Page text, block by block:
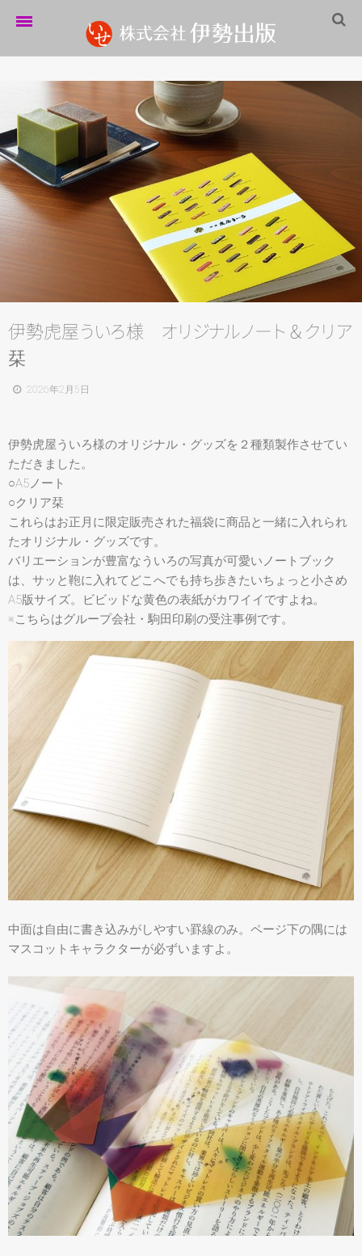
伊勢出版だより
営業案内
制作実績
企業情報
お問い合わせ
サイトマップ
伊勢虎屋 う いろ様 オリ ジナルノート ＆ ク リ ア
栞
2026年2月5日
伊勢虎屋ういろ様のオリジナル・グッズを２種類製作させてい
ただきました。
○A5ノート
○クリア栞
これらはお正月に限定販売された福袋に商品と一緒に入れられ
たオリジナル・グッズです。
バリエーションが豊富なういろの写真が可愛いノートブック
は、サッと鞄に入れてどこへでも持ち歩きたいちょっと小さめ
A5版サイズ。ビビッドな黄色の表紙がカワイイですよね。
※こちらはグループ会社・駒田印刷の受注事例です。
中面は自由に書き込みがしやすい罫線のみ。ページ下の隅には
マスコットキャラクターが必ずいますよ。